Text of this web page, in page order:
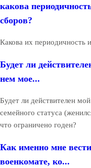
какова
сборов?
Какова их периодичность
Будет ли
нем мое...
Будет ли действителен
семейного статуса
что ограничено годен?
Как именно мне
военкомате, ко...